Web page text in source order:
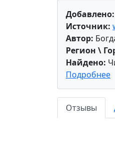
Добавлено:
Источник:
Автор:
Регион \
Найдено:
Подробнее
Отзывы